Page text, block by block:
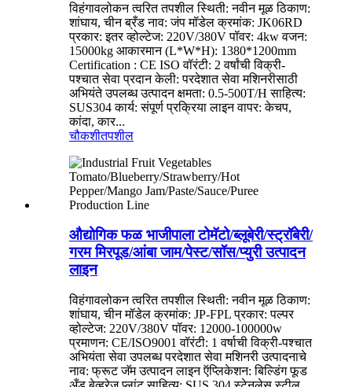
विहंगावलोकन त्वरित तपशील स्थिती: नवीन मूळ ठिकाण:
शांघाय, चीन ब्रँड नाव: जंप मॉडेल क्रमांक: JK06RD
प्रकार: इतर व्होल्टेज: 220V/380V पॉवर: 4kw वजन:
15000kg आकारमान (L*W*H): 1380*1200mm
Certification : CE ISO वॉरंटी: 2 वर्षांची विक्री-
पश्चात सेवा प्रदान केली: परदेशात सेवा मशिनरीसाठी
अभियंते उपलब्ध उत्पादन क्षमता: 0.5-500T/H साहित्य:
SUS304 कार्य: संपूर्ण प्रक्रिया लाइन वापर: केचप,
कांदा, कार...
चौकशीतपशील
औद्योगिक फळ भाजीपाला टोमॅटो/ब्लूबेरी/स्ट्रॉबेरी/
गरम मिरपूड/आंबा जाम/पेस्ट/सॉस/प्युरी उत्पादन
लाइन
विहंगावलोकन त्वरित तपशील स्थिती: नवीन मूळ ठिकाण:
शांघाय, चीन मॉडेल क्रमांक: JP-FPL प्रकार: पल्पर
व्होल्टेज: 220V/380V पॉवर: 12000-100000w
प्रमाणन: CE/ISO9001 वॉरंटी: 1 वर्षाची विक्री-पश्चात
अभियंता सेवा उपलब्ध परदेशात सेवा मशिनरी उत्पादनाचे
नाव: फ्रूट जॅम उत्पादन लाइन ऍप्लिकेशन: बिल्डिंग फूड